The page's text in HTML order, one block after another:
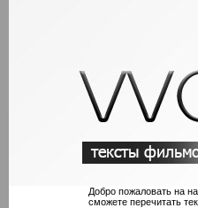
Добро пожаловать на
сможете перечитать